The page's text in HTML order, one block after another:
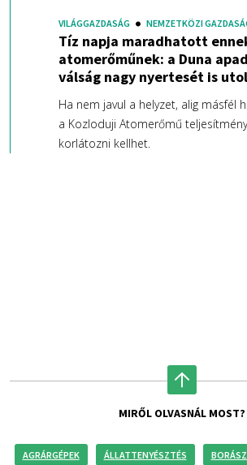
VILÁGGAZDASÁG NEMZETKÖZI
Tíz napja maradhatott
atomerőműnek: a Duna
válság nagy nyertesét is
Ha nem javul a helyzet, alig másfél
a Kozloduji Atomerőmű
korlátozni kellhet.
MIRŐL OLVASNÁL MOST?
AGRÁRGÉPEK ÁLLATTENYÉSZTÉS